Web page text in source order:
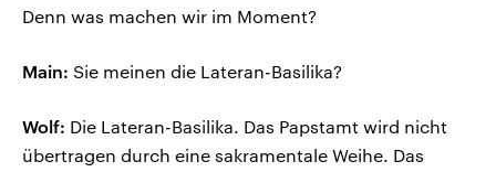
Denn was machen wir im Moment?
Main: Sie meinen die Lateran-Basilika?
Wolf: Die Lateran-Basilika. Das Papstamt wird nicht
übertragen durch eine sakramentale Weihe. Das